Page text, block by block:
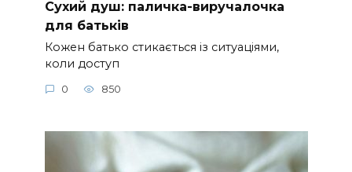
Сухий душ: паличка-виручалочка
для батьків
Кожен батько стикається із ситуаціями,
коли доступ
0 850